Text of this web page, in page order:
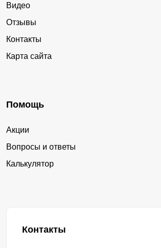
Видео
Отзывы
Контакты
Карта сайта
Помощь
Акции
Вопросы и ответы
Калькулятор
Контакты